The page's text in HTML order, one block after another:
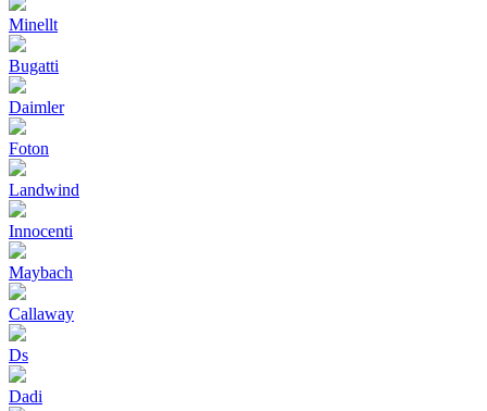
Minellt
Bugatti
Daimler
Foton
Landwind
Innocenti
Maybach
Callaway
Ds
Dadi